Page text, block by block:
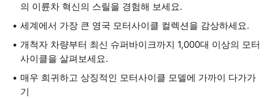
의 이륜차 혁신의 스릴을 경험해 보세요.
세계에서 가장 큰 영국 모터사이클 컬렉션을 감상하세요.
개척자 차량부터 최신 슈퍼바이크까지 1,000대 이상의 모터
사이클을 살펴보세요.
매우 희귀하고 상징적인 모터사이클 모델에 가까이 다가가
기